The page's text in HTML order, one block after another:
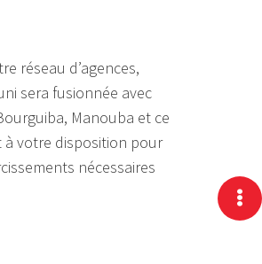
réseau d’agences,
sera fusionnée avec
Manouba et ce
à votre disposition pour
nécessaires